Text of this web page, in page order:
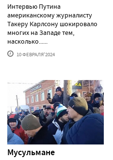
Интервью Путина
американскому журналисту
Такеру Карлсону шокировало
многих на Западе тем,
насколько......
10 ФЕВРАЛЯ'2024
Мусульмане